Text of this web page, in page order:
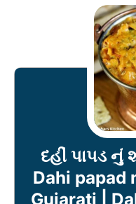
દહીં પાપડ નું
Dahi papad
Gujarati |